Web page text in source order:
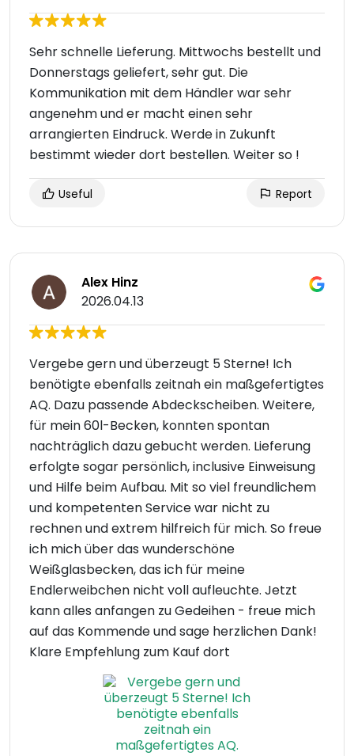
Sehr schnelle Lieferung. Mittwochs bestellt und
Donnerstags geliefert, sehr gut. Die
Kommunikation mit dem Händler war sehr
angenehm und er macht einen sehr
arrangierten Eindruck. Werde in Zukunft
bestimmt wieder dort bestellen. Weiter so !
Useful Report
Alex Hinz
2026.04.13
Vergebe gern und überzeugt 5 Sterne! Ich
benötigte ebenfalls zeitnah ein maßgefertigtes
AQ. Dazu passende Abdeckscheiben. Weitere,
für mein 60l-Becken, konnten spontan
nachträglich dazu gebucht werden. Lieferung
erfolgte sogar persönlich, inclusive Einweisung
und Hilfe beim Aufbau. Mit so viel freundlichem
und kompetenten Service war nicht zu
rechnen und extrem hilfreich für mich. So freue
ich mich über das wunderschöne
Weißglasbecken, das ich für meine
Endlerweibchen nicht voll aufleuchte. Jetzt
kann alles anfangen zu Gedeihen - freue mich
auf das Kommende und sage herzlichen Dank!
Klare Empfehlung zum Kauf dort